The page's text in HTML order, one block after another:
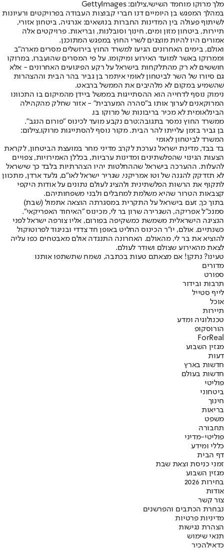
מלך מרוקו מוחמד השישי,צילום: GettyImages
במהלך המפגש בן היומיים דנו חברי קבוצות העבודה בפרויקטים ורעיונות
לשיתוף פעולה בין המדינות החברות בנושאים: אנרגיה, ביטחון אזורי,
תיירות, ביטחון מזון ומים, חינוך וסובלנות, ובריאות. פרויקטים אלה
אמורים היו להיות מוצגים לשרי החוץ במפגש המתוכנן.
ואולם, בימים האחרונים הגיעו למשרד החוץ בירושלים מסרים מארה"ב
וממרוקו באשר למועד האירוע ומיקומו. על פי המסרים שהועברו, במרוקו
חוששים לא רק מהתלקחות בישראל על רקע הפיגועים האחרונים - אלא
גם סיורו של השר לביטחון לאומי איתמר בן גביר בהר הבית וההצהרות
שהשמיע במקום לא מלהיבים את הממשל ברבאט.
נימוק נוסף לדחייה הוא ההסתייגות בממשל ביידן מהמיקום בו התכוונו
המרוקאנים לערוך אותו ב"סהרה המערבית" - אזור שחלק מהקהילה
הבינלאומית לא מכיר בריבונות של מרוקו בו.
ממשרד החוץ נמסר בתגובה:טרם נקבע מועד לכינוס ״פורום הנגב״.
בן גביר בזמן עלייתו להר הבית. מקור נוסף להסתייגות מרוקו,צילום:
המשרד לביטחון לאומי
בד בבד, מדינת ישראל נערכת לקרב מדיני מחר במועצת הביטחון, לקראת
הצעות הגינוי שהפלשתינים ומדינות ערביות, בכללן האמירויות, צפויים
להעלות. ההערכה בישראל שההחלטות יהיו הצהרתיות בלבד כך שישראל
לא תזדקק להגנה של וטו אמריקני. שגריר ישראל לאו"ם, גלעד ארדן, מתכוון
לתקוף את הרשות הפלשתינית ולהציג לעולם נתונים על אודות היקפי
קצבאות הטרור שהיא משלמת למחבלים ולבני משפחותיהם.
בתוך כך, זעם בישראל על התקרית במסגרתה הוצאה אתמול (שבת)
סמנכ"ל אפריקה, השגרירה שרון בר לי, מכינוס "האיחוד האפריקאי".
הנציגה הישראלית משמשת כמשקיפה בפורום, אליו צורפה ישראל לפני
כשנתיים. אולם, יו"ר הכינוס החליט באופן חד צדדי ובניגוד לפרוטוקול
להוציא את בר לי, מהאולם. האחרונה התנגדה אולם מאבטחים כפו עליה
לצאת מהאירוע שצולם ושודר לעולם.
טעינו? נתקן! אם מצאתם טעות בכתבה, נשמח שתשתפו אותנו
מדורים
ספורט
תרבות ובידור
לייף סטייל
אוכל
תיירות
טכנולוגיה ומדע
הורוסקופ
ForReal
מגזין השבוע
דעות
חדשות בארץ
חדשות בעולם
פוליטי
ביטחוני
חינוך
בריאות
משפט
תחבורה
פוליטי-מדיני
כללי ומידע
דף הבית
זמני כניסת וצאת שבת
מגזין השבוע
בחירות 2026
אודות
צור קשר
נבחרת הכתבים והפרשנים
מדיניות פרטיות
הצהרת נגישות
תנאי שימוש
כדאילהכיר